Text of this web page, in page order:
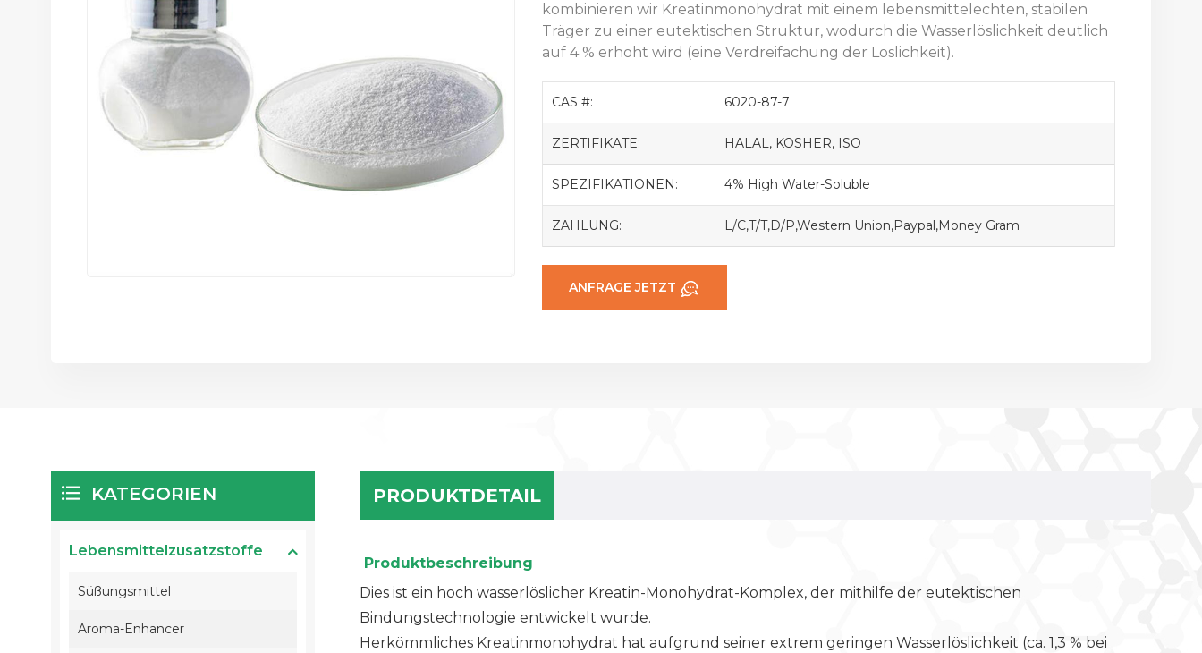
kombinieren wir Kreatinmonohydrat mit einem lebensmittelechten, stabilen
Träger zu einer eutektischen Struktur, wodurch die Wasserlöslichkeit deutlich
auf 4 % erhöht wird (eine Verdreifachung der Löslichkeit).
CAS #: 6020-87-7
ZERTIFIKATE: HALAL, KOSHER, ISO
SPEZIFIKATIONEN: 4% High Water-Soluble
ZAHLUNG: L/C,T/T,D/P,Western Union,Paypal,Money Gram
ANFRAGE JETZT
PRODUKTDETAIL
Produktbeschreibung
Dies ist ein hoch wasserlöslicher Kreatin-Monohydrat-Komplex, der mithilfe der eutektischen
Bindungstechnologie entwickelt wurde.
Herkömmliches Kreatinmonohydrat hat aufgrund seiner extrem geringen Wasserlöslichkeit (ca. 1,3 % bei
KATEGORIEN
Lebensmittelzusatzstoffe
Süßungsmittel
Aroma-Enhancer